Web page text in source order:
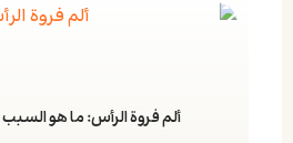
ألم فروة الرأس: ما هو السبب